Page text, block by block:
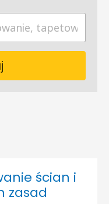
ścian i
zasad